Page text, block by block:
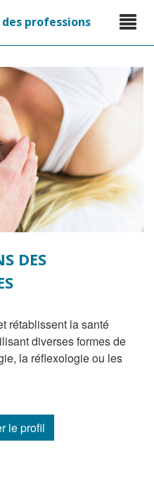
des professions
Toggle
DES
diverses formes de
la réflexologie ou les
le profil